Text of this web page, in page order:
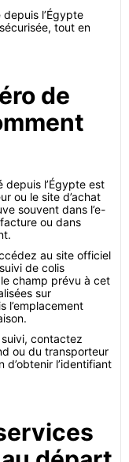
l’Égypte
tout en
de
depuis l’Égypte est
ou le site d’achat
souvent dans l’e-
ou dans
au site officiel
de colis
champ prévu à cet
sur
l’emplacement
contactez
ou du transporteur
l’identifiant